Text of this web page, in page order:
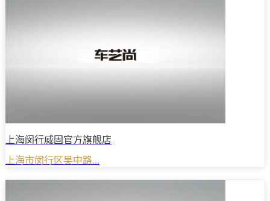
上海闵行威固官方旗舰店
上海市闵行区吴中路...